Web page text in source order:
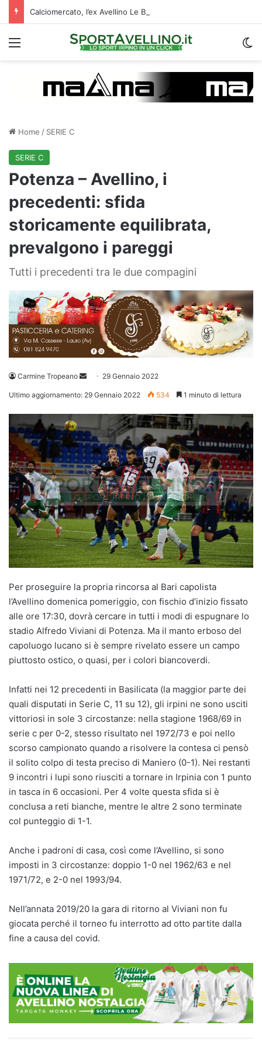
Menu
Home / SERIE C
SERIE C
Potenza – Avellino, i
precedenti: sfida
storicamente equilibrata,
prevalgono i pareggi
Tutti i precedenti tra le due compagini
Carmine Tropeano
Invia 29 Gennaio 2022
Ultimo aggiornamento: 29 Gennaio 2022 534 1 minuto di lettura
Per proseguire la propria rincorsa al Bari capolista
l’Avellino domenica pomeriggio, con fischio d’inizio fissato
alle ore 17:30, dovrà cercare in tutti i modi di espugnare lo
stadio Alfredo Viviani di Potenza. Ma il manto erboso del
capoluogo lucano si è sempre rivelato essere un campo
piuttosto ostico, o quasi, per i colori biancoverdi.
Infatti nei 12 precedenti in Basilicata (la maggior parte dei
quali disputati in Serie C, 11 su 12), gli irpini ne sono usciti
vittoriosi in sole 3 circostanze: nella stagione 1968/69 in
serie c per 0-2, stesso risultato nel 1972/73 e poi nello
scorso campionato quando a risolvere la contesa ci pensò
il solito colpo di testa preciso di Maniero (0-1). Nei restanti
9 incontri i lupi sono riusciti a tornare in Irpinia con 1 punto
in tasca in 6 occasioni. Per 4 volte questa sfida si è
conclusa a reti bianche, mentre le altre 2 sono terminate
col punteggio di 1-1.
Anche i padroni di casa, così come l’Avellino, si sono
imposti in 3 circostanze: doppio 1-0 nel 1962/63 e nel
1971/72, e 2-0 nel 1993/94.
Nell’annata 2019/20 la gara di ritorno al Viviani non fu
giocata perché il torneo fu interrotto ad otto partite dalla
fine a causa del covid.